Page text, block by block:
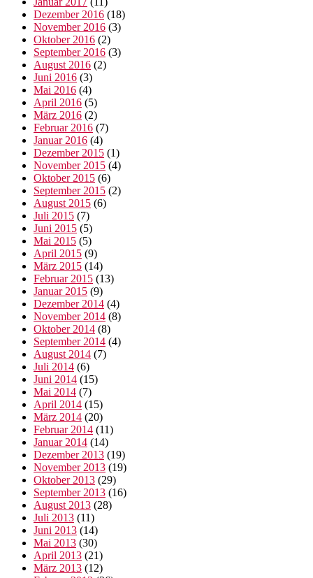
Dezember 2016 (18)
November 2016 (3)
Oktober 2016 (2)
September 2016 (3)
August 2016 (2)
Juni 2016 (3)
Mai 2016 (4)
April 2016 (5)
März 2016 (2)
Februar 2016 (7)
Januar 2016 (4)
Dezember 2015 (1)
November 2015 (4)
Oktober 2015 (6)
September 2015 (2)
August 2015 (6)
Juli 2015 (7)
Juni 2015 (5)
Mai 2015 (5)
April 2015 (9)
März 2015 (14)
Februar 2015 (13)
Januar 2015 (9)
Dezember 2014 (4)
November 2014 (8)
Oktober 2014 (8)
September 2014 (4)
August 2014 (7)
Juli 2014 (6)
Juni 2014 (15)
Mai 2014 (7)
April 2014 (15)
März 2014 (20)
Februar 2014 (11)
Januar 2014 (14)
Dezember 2013 (19)
November 2013 (19)
Oktober 2013 (29)
September 2013 (16)
August 2013 (28)
Juli 2013 (11)
Juni 2013 (14)
Mai 2013 (30)
April 2013 (21)
März 2013 (12)